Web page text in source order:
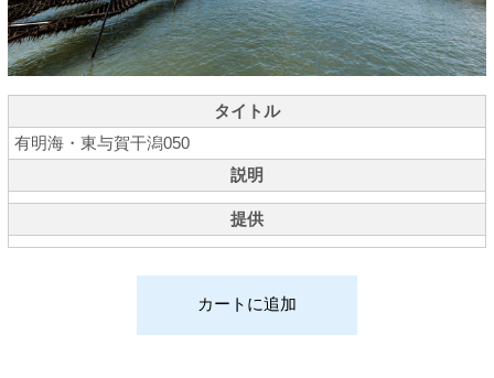
タイトル
有明海・東与賀干潟050
説明
提供